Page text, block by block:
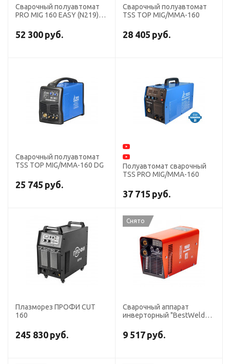
Сварочный полуавтомат
PRO MIG 160 EASY (N219)
52 300 руб.
Сварочный полуавтомат
TSS TOP MIG/MMA-160
28 405 руб.
Сварочный полуавтомат
TSS TOP MIG/MMA-160 DG
25 745 руб.
Полуавтомат сварочный
TSS PRO MIG/MMA-160
37 715 руб.
Плазморез ПРОФИ CUT
160
245 830 руб.
Снято
Сварочный аппарат
инверторный "BestWeld
9 517 руб.